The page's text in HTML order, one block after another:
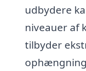
udbydere
niveauer af
tilbyder